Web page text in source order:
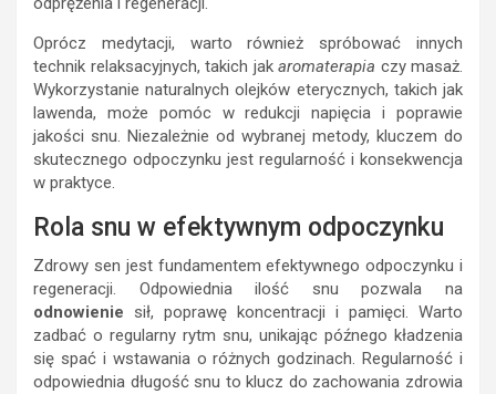
Oprócz medytacji, warto również spróbować innych
technik relaksacyjnych, takich jak aromaterapia czy masaż.
Wykorzystanie naturalnych olejków eterycznych, takich jak
lawenda, może pomóc w redukcji napięcia i poprawie
jakości snu. Niezależnie od wybranej metody, kluczem do
skutecznego odpoczynku jest regularność i konsekwencja
w praktyce.
Rola snu w efektywnym odpoczynku
Zdrowy sen jest fundamentem efektywnego odpoczynku i
regeneracji. Odpowiednia ilość snu pozwala na
odnowienie sił, poprawę koncentracji i pamięci. Warto
zadbać o regularny rytm snu, unikając późnego kładzenia
się spać i wstawania o różnych godzinach. Regularność i
odpowiednia długość snu to klucz do zachowania zdrowia